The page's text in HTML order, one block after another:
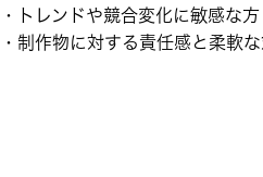
・トレンドや競合変化に敏感な方
・制作物に対する責任感と柔軟